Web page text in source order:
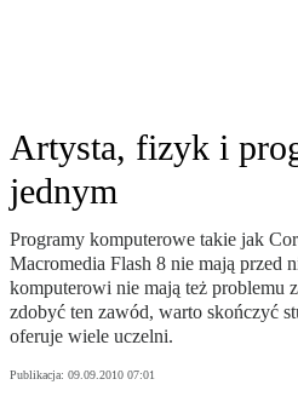
Artysta, fizyk i
jednym
Programy komputerowe takie jak
Macromedia Flash 8 nie mają przed
komputerowi nie mają też problemu
zdobyć ten zawód, warto skończyć
oferuje wiele uczelni.
Publikacja: 09.09.2010 07:01